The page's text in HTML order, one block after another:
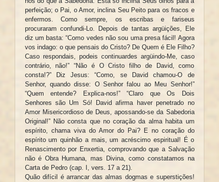
perfeição; o Pai, o Amor, inclina Seu Peito para os fracos e
enfermos. Como sempre, os escribas e fariseus
procuraram confundi-Lo. Depois de tantas argüições, Ele
diz um basta: “Como vedes não sou uma presa fácil! Agora
vos indago: o que pensais do Cristo? De Quem é Ele Filho?
Caso respondais, podeis continuardes argüindo-Me, caso
contrário, não!” “Não é O Cristo filho de David, como
consta!?” Diz Jesus: “Como, se David chamou-O de
Senhor, quando disse: O Senhor falou ao Meu Senhor!”
“Quem entende? Explica-nos!” “Claro que Os Dois
Senhores são Um Só! David afirma haver penetrado no
Amor Misericordioso de Deus, apossando-se da Sabedoria
Original!” Não consta que no coração da alma habita um
espírito, chama viva do Amor do Pai? E no coração do
espírito um quinhão a mais, um acréscimo espiritual! É o
Renascimento por Enxertia, comprovando que a Salvação
não é Obra Humana, mas Divina, como constatamos na
Carta de Pedro (cap. I, vers. 17 a 21).
Quão difícil é arrancar das almas dogmas e superstições!